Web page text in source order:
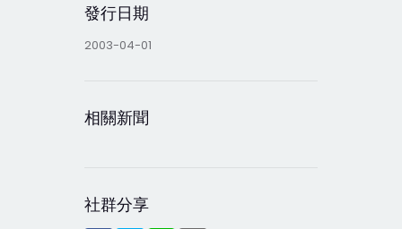
發行日期
2003-04-01
相關新聞
社群分享